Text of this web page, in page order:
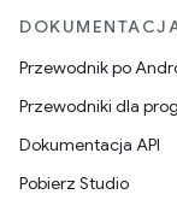
Przewodnik po
Przewodniki dla
Dokumentacja API
Pobierz Studio